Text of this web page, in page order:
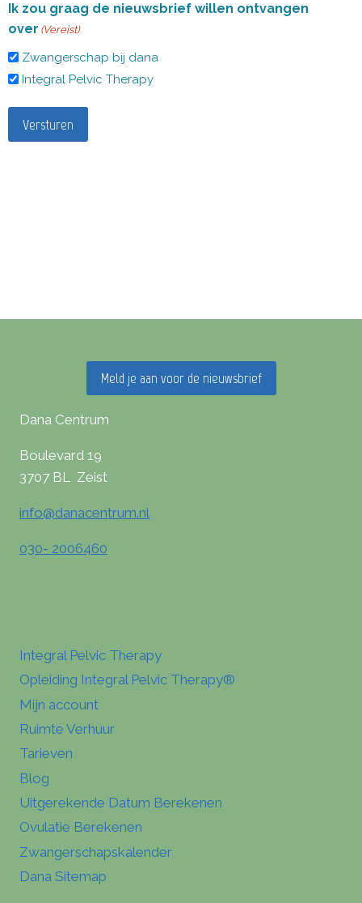
Ik zou graag de nieuwsbrief willen ontvangen
over (Vereist)
Zwangerschap bij dana
Integral Pelvic Therapy
Versturen
Meld je aan voor de nieuwsbrief
Dana Centrum
Boulevard 19
3707 BL Zeist
info@danacentrum.nl
030- 2006460
Integral Pelvic Therapy
Opleiding Integral Pelvic Therapy®
Mijn account
Ruimte Verhuur
Tarieven
Blog
Uitgerekende Datum Berekenen
Ovulatie Berekenen
Zwangerschapskalender
Dana Sitemap